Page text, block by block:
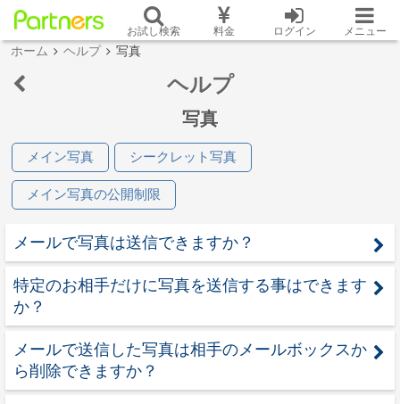
お試し検索 料金 ログイン メニュー
ホーム ヘルプ 写真
ヘルプ
写真
メイン写真 シークレット写真
メイン写真の公開制限
メールで写真は送信できますか？
特定のお相手だけに写真を送信する事はできます
か？
メールで送信した写真は相手のメールボックスか
ら削除できますか？